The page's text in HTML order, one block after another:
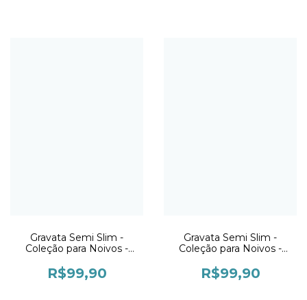
Gravata Semi Slim -
Coleção para Noivos -
R$99,90
Gravata Semi Slim -
Coleção para Noivos -
R$99,90